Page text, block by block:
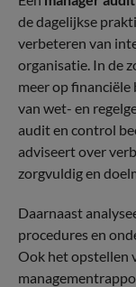
de dagelijkse
verbeteren van
organisatie. In de
meer op financiële
van wet- en
audit en control
adviseert over
zorgvuldig en
Daarnaast
procedures en
Ook het opstellen